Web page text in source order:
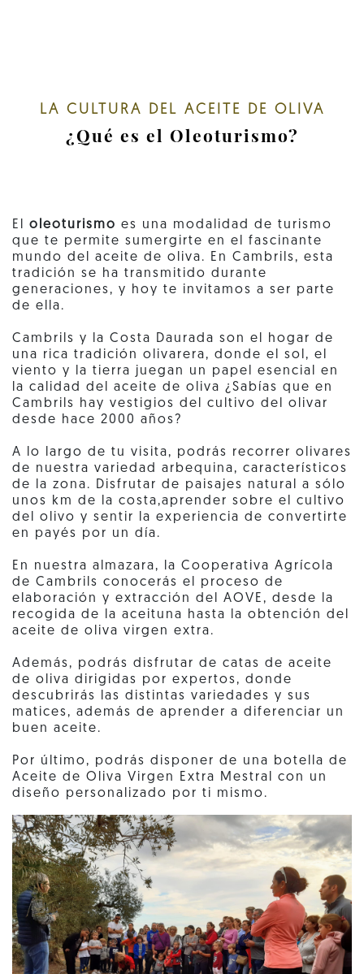
LA CULTURA DEL ACEITE DE OLIVA
¿Qué es el Oleoturismo?
El oleoturismo es una modalidad de turismo
que te permite sumergirte en el fascinante
mundo del aceite de oliva. En Cambrils, esta
tradición se ha transmitido durante
generaciones, y hoy te invitamos a ser parte
de ella.
Cambrils y la Costa Daurada son el hogar de
una rica tradición olivarera, donde el sol, el
viento y la tierra juegan un papel esencial en
la calidad del aceite de oliva ¿Sabías que en
Cambrils hay vestigios del cultivo del olivar
desde hace 2000 años?
A lo largo de tu visita, podrás recorrer olivares
de nuestra variedad arbequina, característicos
de la zona. Disfrutar de paisajes natural a sólo
unos km de la costa,aprender sobre el cultivo
del olivo y sentir la experiencia de convertirte
en payés por un día.
En nuestra almazara, la Cooperativa Agrícola
de Cambrils conocerás el proceso de
elaboración y extracción del AOVE, desde la
recogida de la aceituna hasta la obtención del
aceite de oliva virgen extra.
Además, podrás disfrutar de catas de aceite
de oliva dirigidas por expertos, donde
descubrirás las distintas variedades y sus
matices, además de aprender a diferenciar un
buen aceite.
Por último, podrás disponer de una botella de
Aceite de Oliva Virgen Extra Mestral con un
diseño personalizado por ti mismo.